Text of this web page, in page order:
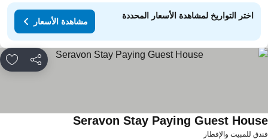
اختر التواريخ لمشاهدة الأسعار المحددة
مشاهدة الأسعار
مشاركة
للمبيت والإفطار
Seravon Stay Paying Guest